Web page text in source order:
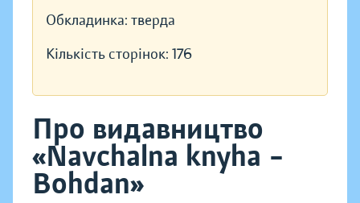
Обкладинка: тверда
Кількість сторінок: 176
Про видавництво
«Navchalna knyha –
Bohdan»